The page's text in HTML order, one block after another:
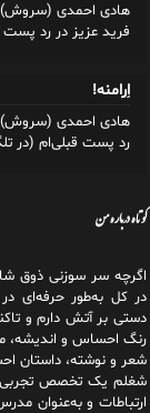
فرید عزیز در رد پست
اِرامنه!
رد پست قبلی‌ام (در
کوتاه درباره من
اگرچه سر سوزنی ذوق
در کل به‌طور حرفه‌ای در
دستی بر آتش دارم و
رنگ احساس و اندیشه،
شعر و نوشته، داستان
شغلم یک تخصص تجربی